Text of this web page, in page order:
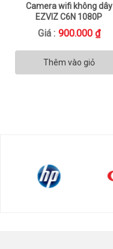
Camera wifi không dây
EZVIZ C6N 1080P
Giá : 900.000 ₫
Thêm vào giỏ